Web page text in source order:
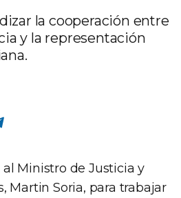
la cooperación entre
y la representación
Ministro de Justicia y
Martin Soria, para trabajar